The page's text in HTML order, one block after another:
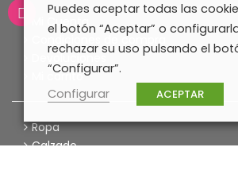
Mi Cuenta
Condiciones de compra
Mi carrito
Ropa
Calzado
Puedes aceptar todas las
el botón “Aceptar” o
rechazar su uso pulsando el
“Configurar”.
Configurar
ACEPTAR